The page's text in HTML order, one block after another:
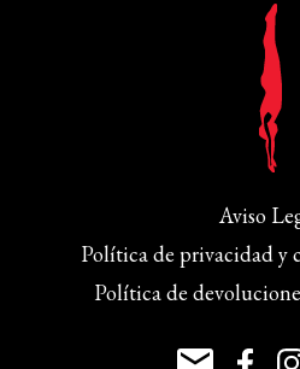
Aviso
Política de privacidad y
Política de